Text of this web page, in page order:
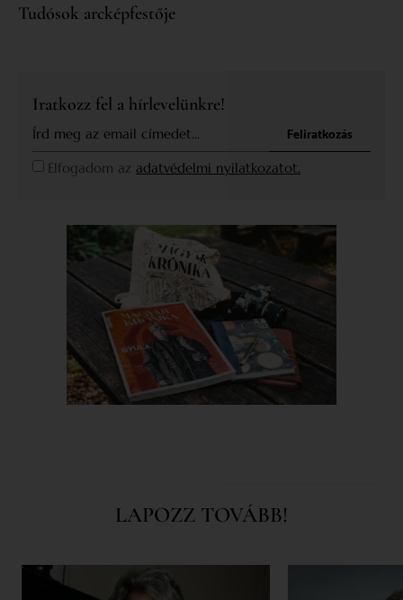
Tudósok arcképfestője
Iratkozz fel a hírlevelünkre!
Elfogadom az adatvédelmi nyilatkozatot.
Feliratkozás
LAPOZZ TOVÁBB!